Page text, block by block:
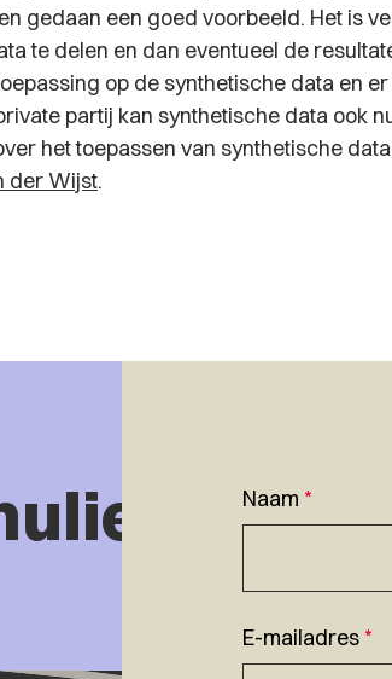
gedaan een goed voorbeeld. Het is
te delen en dan eventueel de
op de synthetische data en
partij kan synthetische data ook
het toepassen van synthetische
der Wijst.
Naam *
E-mailadres *